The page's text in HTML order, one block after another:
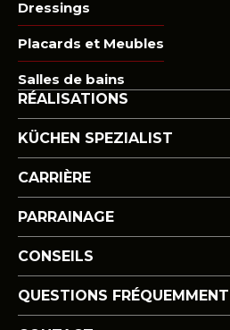
Dressings
Placards et Meubles
Salles de bains
RÉALISATIONS
KÜCHEN SPEZIALIST
CARRIÈRE
PARRAINAGE
CONSEILS
QUESTIONS